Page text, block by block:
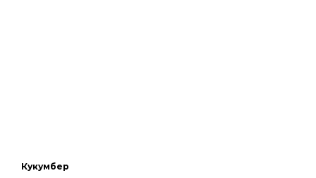
Кукумбер